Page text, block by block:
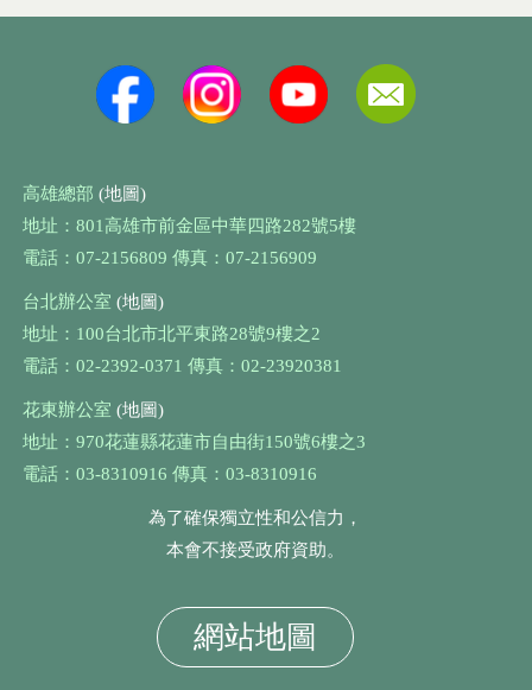
高雄總部 (地圖)
地址：801高雄市前金區中華四路282號5樓
電話：07-2156809 傳真：07-2156909
台北辦公室 (地圖)
地址：100台北市北平東路28號9樓之2
電話：02-2392-0371 傳真：02-23920381
花東辦公室 (地圖)
地址：970花蓮縣花蓮市自由街150號6樓之3
電話：03-8310916 傳真：03-8310916
為了確保獨立性和公信力，
本會不接受政府資助。
網站地圖